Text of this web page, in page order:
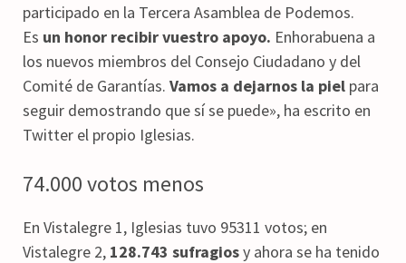
participado en la Tercera Asamblea de Podemos.
Es un honor recibir vuestro apoyo. Enhorabuena a
los nuevos miembros del Consejo Ciudadano y del
Comité de Garantías. Vamos a dejarnos la piel para
seguir demostrando que sí se puede», ha escrito en
Twitter el propio Iglesias.
74.000 votos menos
En Vistalegre 1, Iglesias tuvo 95311 votos; en
Vistalegre 2, 128.743 sufragiosy ahora se ha tenido